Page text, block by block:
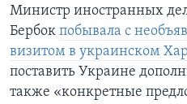
Министр иностранных
Бербок побывала с
визитом в украинском
поставить Украине
также «конкретные